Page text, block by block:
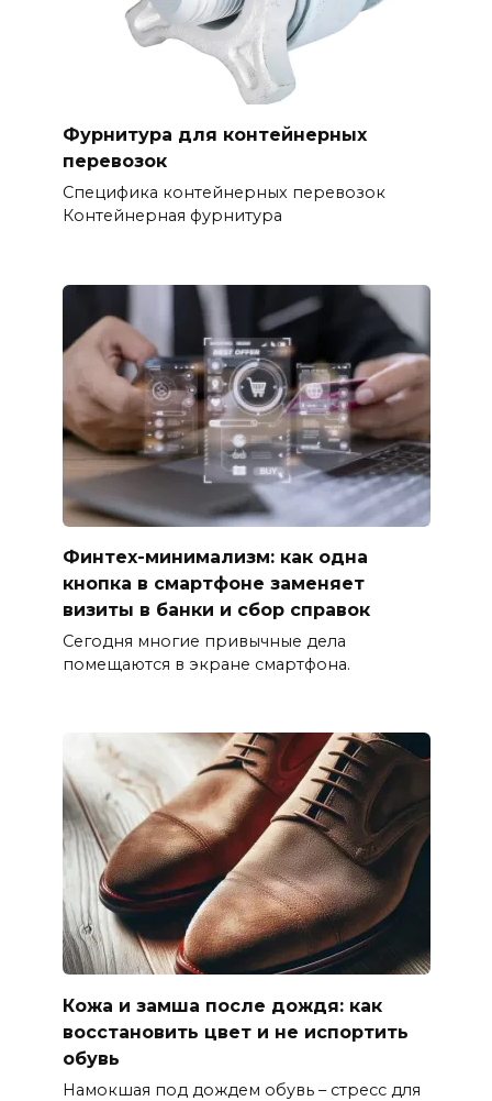
Фурнитура для контейнерных
перевозок
Специфика контейнерных перевозок
Контейнерная фурнитура
Финтех-минимализм: как одна
кнопка в смартфоне заменяет
визиты в банки и сбор справок
Сегодня многие привычные дела
помещаются в экране смартфона.
Кожа и замша после дождя: как
восстановить цвет и не испортить
обувь
Намокшая под дождем обувь – стресс для